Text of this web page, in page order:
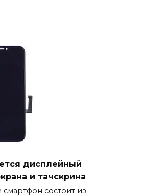
дисплейный
и тачскрина
состоит из